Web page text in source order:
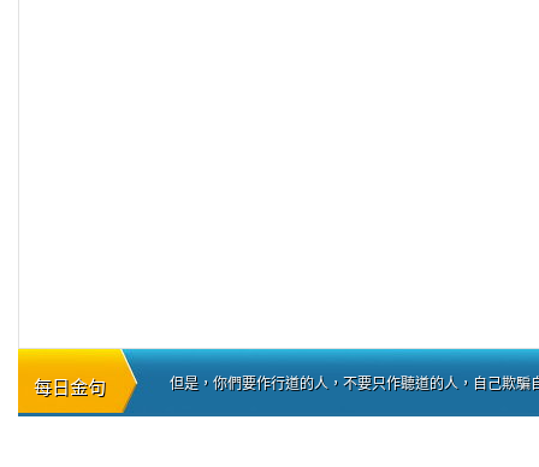
每日金句 但是，你們要作行道的人，不要只作聽道的人，自己欺騙